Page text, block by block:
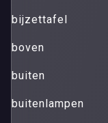
bijzettafel
boven
buiten
buitenlampen